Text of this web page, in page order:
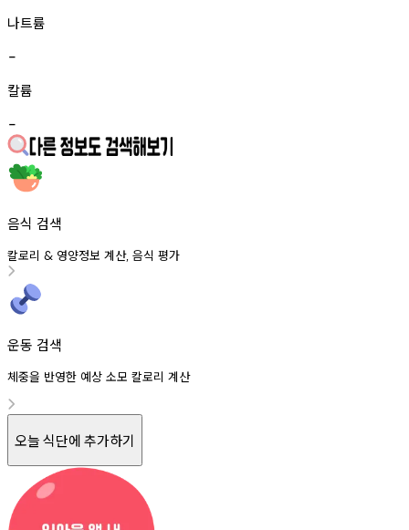
나트륨
-
칼륨
-
음식 검색
칼로리 & 영양정보 계산, 음식 평가
운동 검색
체중을 반영한 예상 소모 칼로리 계산
오늘 식단에 추가하기